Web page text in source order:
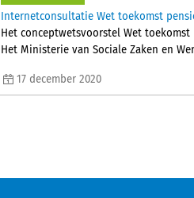
Internetconsultatie Wet toekomst
Het conceptwetsvoorstel Wet
Het Ministerie van Sociale Zaken en
17 december 2020